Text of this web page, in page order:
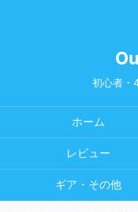
初心者・
ホーム
レビュー
ギア・その他